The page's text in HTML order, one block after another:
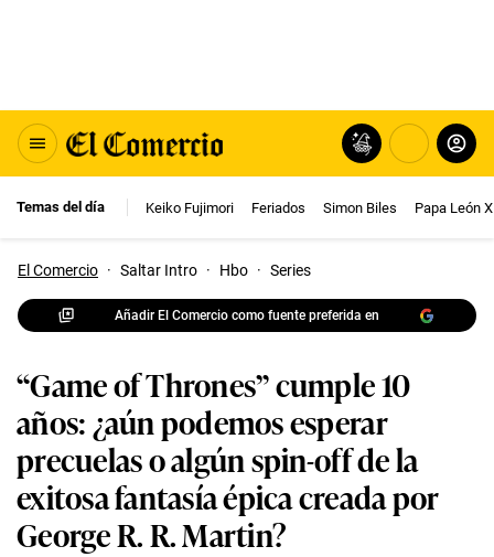
Temas del día Keiko Fujimori Feriados Simon Biles Papa León
El Comercio · Saltar Intro · Hbo · Series
Añadir El Comercio como fuente preferida en
“Game of Thrones” cumple 10
años: ¿aún podemos esperar
precuelas o algún spin-off de la
exitosa fantasía épica creada por
George R. R. Martin?